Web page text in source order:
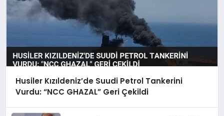
Husiler Kızıldeniz’de Suudi Petrol Tankerini
Vurdu: “NCC GHAZAL” Geri Çekildi